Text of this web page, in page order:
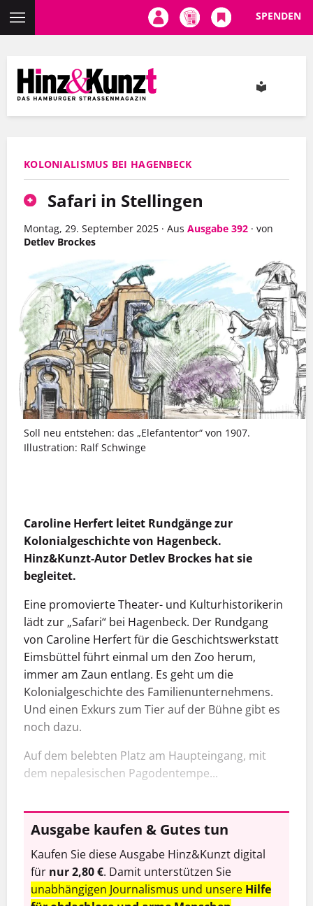
Inhalt
SPENDEN
KOLONIALISMUS BEI HAGENBECK
Safari in Stellingen
Montag, 29. September 2025 · Aus Ausgabe 392 · von
Detlev Brockes
Soll neu entstehen: das „Elefantentor“ von 1907.
Illustration: Ralf Schwinge
Caroline Herfert leitet Rundgänge zur
Kolonialgeschichte von Hagenbeck.
Hinz&Kunzt-Autor Detlev Brockes hat sie
begleitet.
Eine promovierte Theater- und Kulturhistorikerin
lädt zur „Safari“ bei ­Hagenbeck. Der Rundgang
von Caroline Herfert für die Geschichtswerkstatt
Eimsbüttel führt einmal um den Zoo herum,
immer am Zaun entlang. Es geht um die
Kolonialgeschichte des ­Familienunternehmens.
Und einen Exkurs zum Tier auf der Bühne gibt es
noch dazu.
Auf dem belebten Platz am Haupteingang, mit
dem nepalesischen Pagodentempe...
Ausgabe kaufen & Gutes tun
Kaufen Sie diese Ausgabe Hinz&Kunzt digital
für nur 2,80 €. Damit unterstützen Sie
unabhängigen Journalismus und unsere Hilfe